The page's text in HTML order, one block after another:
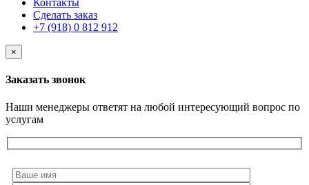
Контакты
Сделать заказ
+7 (918) 0 812 912
×
Заказать звонок
Наши менеджеры ответят на любой интересующий вопрос по
услугам